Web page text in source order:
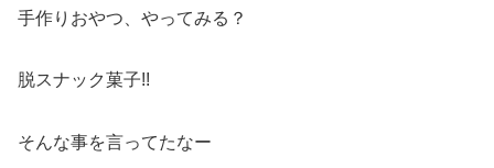
手作りおやつ、やってみる？
脱スナック菓子!!
そんな事を言ってたなー